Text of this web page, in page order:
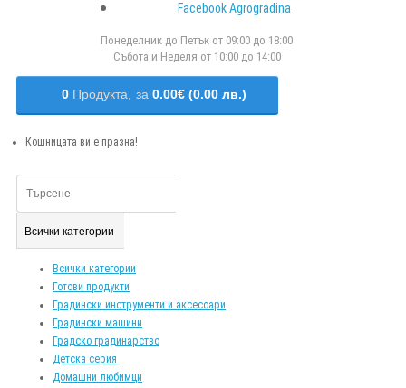
Facebook Agrogradina
Понеделник до Петък от 09:00 до 18:00
Събота и Неделя от 10:00 до 14:00
0 Продукта, за 0.00€ (0.00 лв.)
Кошницата ви е празна!
Всички категории
Всички категории
Готови продукти
Градински инструменти и аксесоари
Градински машини
Градско градинарство
Детска серия
Домашни любимци